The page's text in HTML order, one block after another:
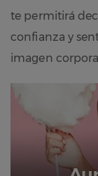
te permitirá
confianza y
imagen